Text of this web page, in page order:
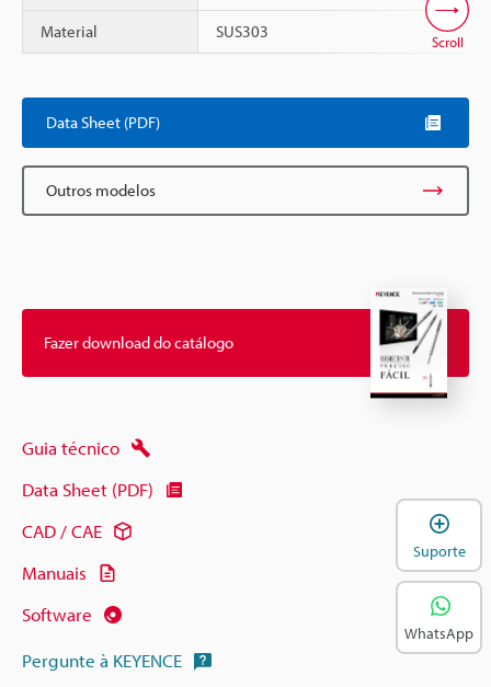
Material SUS303 Scroll
Data Sheet (PDF)
Outros modelos
Fazer download do catálogo
Guia técnico
Data Sheet (PDF)
CAD / CAE
Manuais
Software
Pergunte à KEYENCE
Suporte
WhatsApp